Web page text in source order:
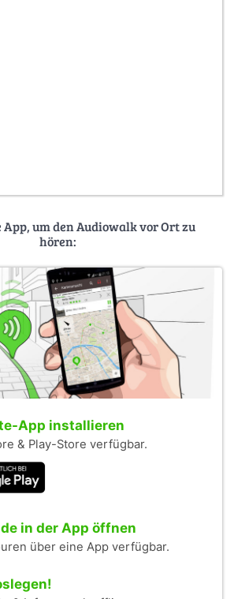
App, um den Audiowalk vor Ort zu
hören:
App installieren
& Play-Store verfügbar.
in der App öffnen
über eine App verfügbar.